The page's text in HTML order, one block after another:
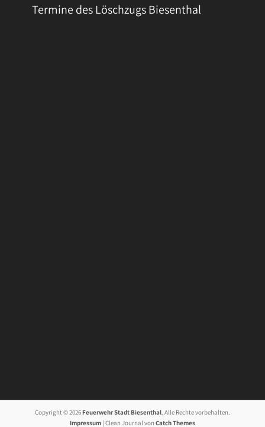
Termine des Löschzugs Biesenthal
Copyright © 2026 Feuerwehr Stadt Biesenthal. Alle Rechte vorbehalten.
Impressum | Clean Journal von Catch Themes